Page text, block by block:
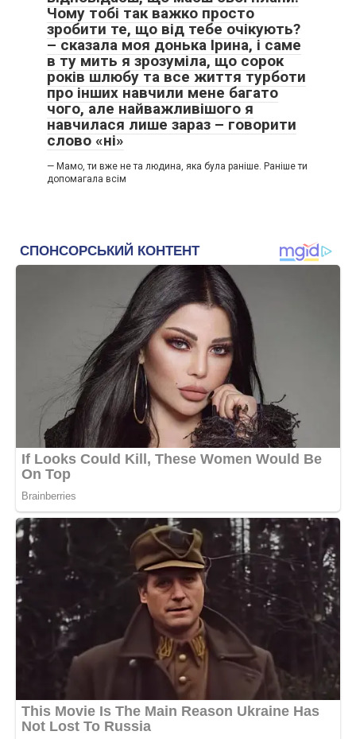
Чому тобі так важко просто
зробити те, що від тебе очікують?
– сказала моя донька Ірина, і саме
в ту мить я зрозуміла, що сорок
років шлюбу та все життя турботи
про інших навчили мене багато
чого, але найважливішого я
навчилася лише зараз – говорити
слово «ні»
— Мамо, ти вже не та людина, яка була раніше. Раніше ти
допомагала всім